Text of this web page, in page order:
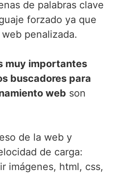
de palabras clave
forzado ya que
penalizada.
muy importantes
buscadores para
web son
de la web y
de carga:
imágenes, html, css,